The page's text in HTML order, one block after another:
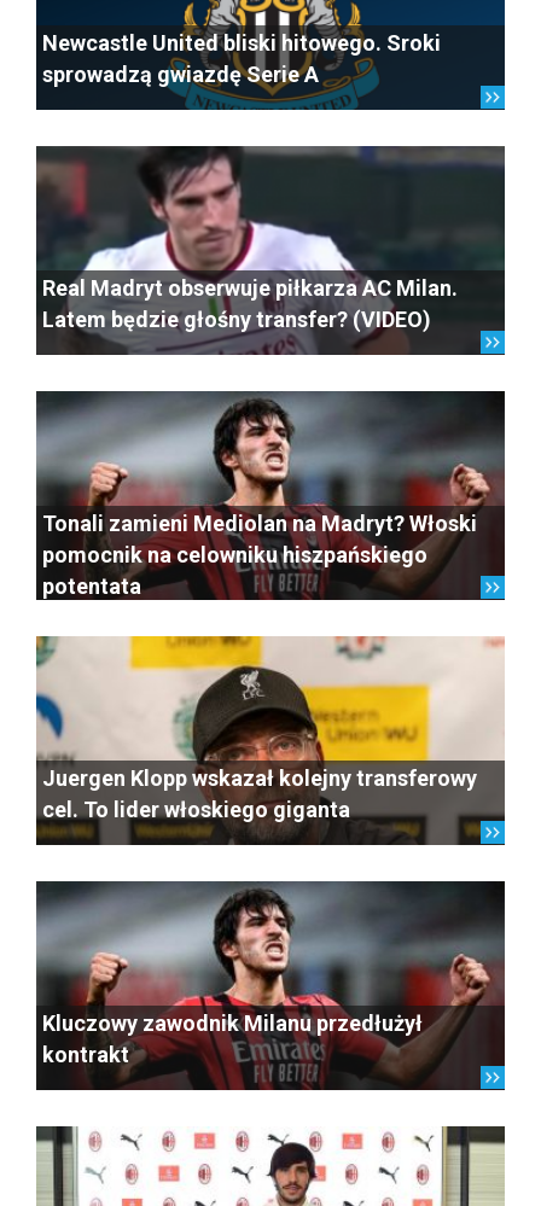
Newcastle United bliski hitowego. Sroki
sprowadzą gwiazdę Serie A
Real Madryt obserwuje piłkarza AC Milan.
Latem będzie głośny transfer? (VIDEO)
Tonali zamieni Mediolan na Madryt? Włoski
pomocnik na celowniku hiszpańskiego
potentata
Juergen Klopp wskazał kolejny transferowy
cel. To lider włoskiego giganta
Kluczowy zawodnik Milanu przedłużył
kontrakt